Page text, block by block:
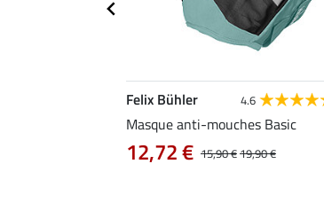
Felix Bühler 4.6
Masque anti-mouches Basic
15,90 €19,90 €
12,72 €